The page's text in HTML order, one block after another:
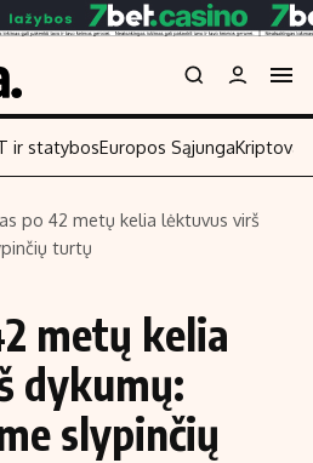
Skaitykite
Įmonės
Žemės ūkis
Technologijos
Laisvalaikis
ir statybosEuropos Sąjunga
po 42 metų kelia lėktuvus virš
turtų
metų kelia
dykumų:
slypinčių